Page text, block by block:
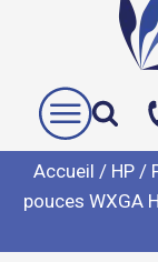
Accueil / HP/
pouces WXGA